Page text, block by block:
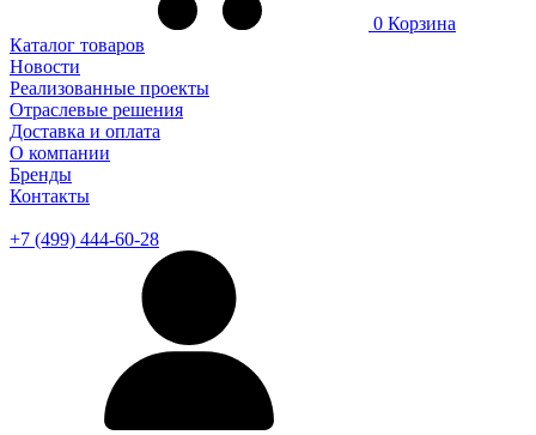
0 Корзина
Каталог товаров
Новости
Реализованные проекты
Отраслевые решения
Доставка и оплата
О компании
Бренды
Контакты
+7 (499) 444-60-28